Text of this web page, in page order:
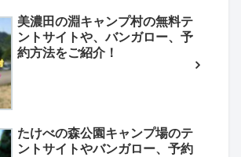
美濃田の淵キャンプ村の無料テ
ントサイトや、バンガロー、予
約方法をご紹介！
たけべの森公園キャンプ場のテ
ントサイトやバンガロー、予約